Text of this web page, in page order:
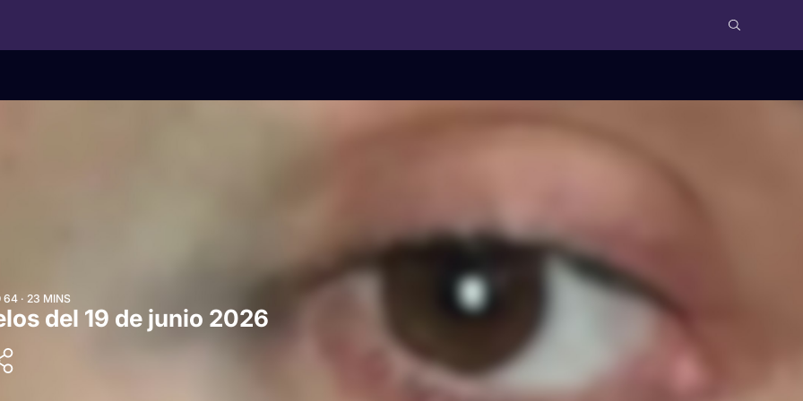
64 · 23 MINS
del 19 de junio 2026